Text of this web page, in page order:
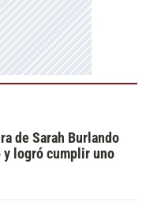
de Sarah Burlando
y logró cumplir uno